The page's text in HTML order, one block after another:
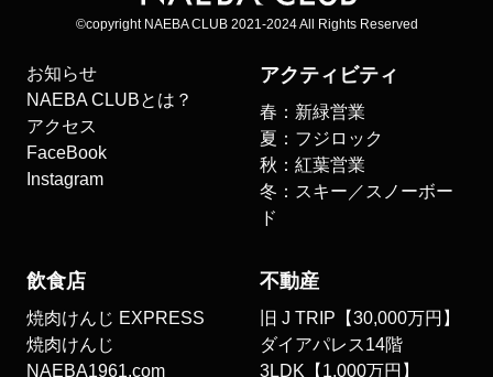
©copyright NAEBA CLUB 2021-2024 All Rights Reserved
お知らせ
NAEBA CLUBとは？
アクセス
FaceBook
Instagram
アクティビティ
春：新緑営業
夏：フジロック
秋：紅葉営業
冬：スキー／スノーボー
ド
飲食店
焼肉けんじ EXPRESS
焼肉けんじ
NAEBA1961.com
不動産
旧 J TRIP【30,000万円】
ダイアパレス14階
3LDK【1,000万円】